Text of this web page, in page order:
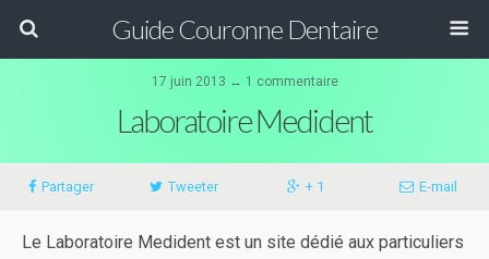
Guide Couronne Dentaire
17 juin 2013 ↔ 1 commentaire
Laboratoire Medident
Partager Tweeter + 1 E-mail
Le Laboratoire Medident est un site dédié aux particuliers